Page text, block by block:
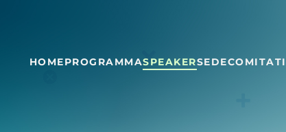
HOMEPROGRAMMASPEAKERSEDECOMITATI